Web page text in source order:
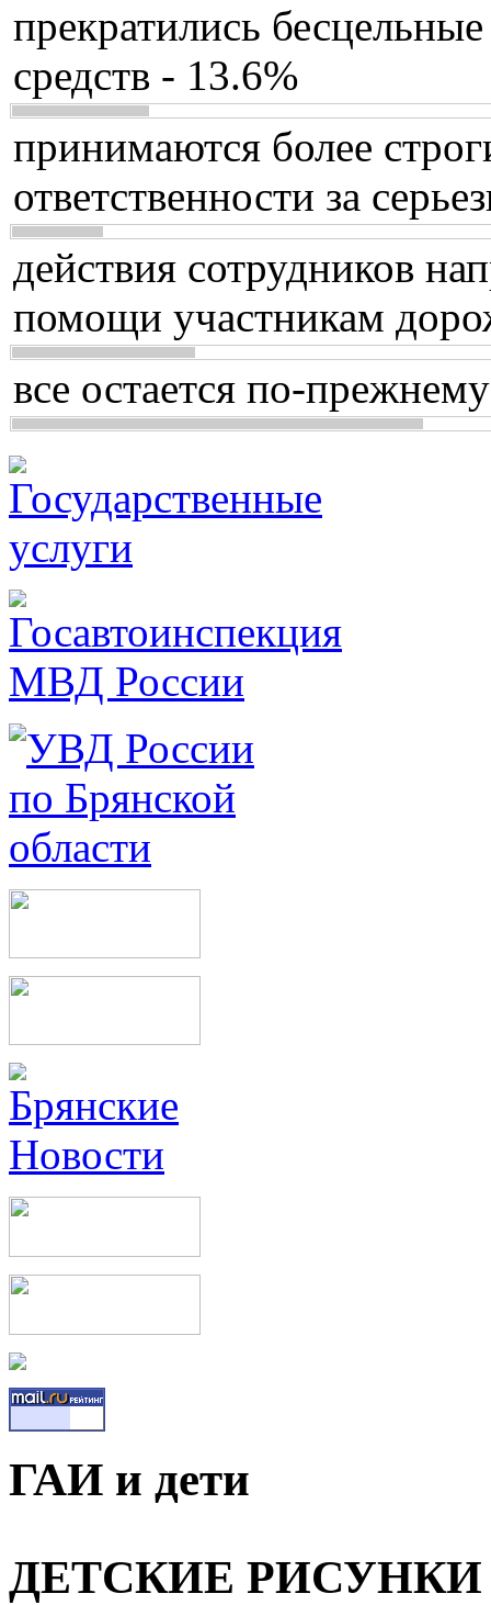
прекратились
средств - 13.6%
принимаются более
ответственности за
действия сотрудников
помощи участникам
все остается по-
ГАИ и дети
ДЕТСКИЕ